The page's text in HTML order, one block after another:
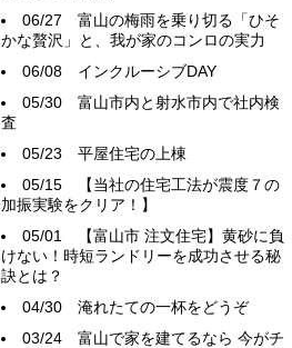
06/27 富山の梅雨を乗り切る「ひそ
かな贅沢」と、我が家のコンロの実力
06/08 インクルーシブDAY
05/30 富山市内と射水市内で社内検
査
05/23 平屋住宅の上棟
05/15
【当社の住宅工法が震度７の
加振実験をクリア！】
05/01
【富山市 注文住宅】黄砂に負
けない！時短ランドリーを成功させる秘
訣とは？
04/30 淹れたての一杯をどうぞ
03/24 富山で家を建てるなら 今がチ